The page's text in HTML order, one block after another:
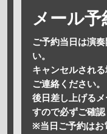
メール予
ご予約当日は演
い。
キャンセルされ
ご連絡ください。
後日差し上げる
すので必ずご確認
※当日ご予約はお